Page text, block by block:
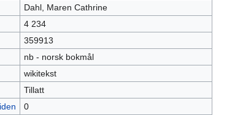
Dahl, Maren Cathrine
4 234
359913
nb - norsk bokmål
wikitekst
Tillatt
0